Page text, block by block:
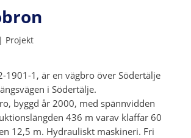
Projekt
1901-1, är en vägbro över Södertälje
i Södertälje.
byggd år 2000, med spännvidden
436 m varav klaffar 60
12,5 m. Hydrauliskt maskineri. Fri